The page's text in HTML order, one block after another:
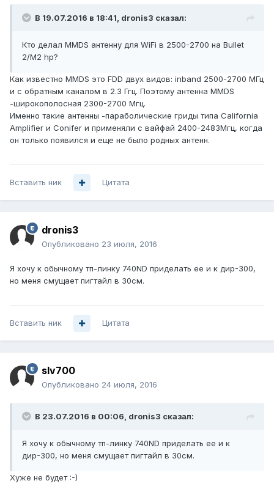
В 19.07.2016 в 18:41, dronis3 сказал:
Кто делал MMDS антенну для WiFi в 2500-2700 на Bullet
2/M2 hp?
Как известно MMDS это FDD двух видов: inband 2500-2700 МГц
и с обратным каналом в 2.3 Ггц. Поэтому антенна MMDS
-широкополосная 2300-2700 Мгц.
Именно такие антенны -параболические гриды типа California
Amplifier и Conifer и применяли с вайфай 2400-2483Мгц, когда
он только появился и еще не было родных антенн.
Вставить ник Цитата
dronis3
Опубликовано 23 июля, 2016
Я хочу к обычному тп-линку 740ND приделать ее и к дир-300,
но меня смущает пигтайл в 30см.
Вставить ник Цитата
slv700
Опубликовано 24 июля, 2016
В 23.07.2016 в 00:06, dronis3 сказал:
Я хочу к обычному тп-линку 740ND приделать ее и к
дир-300, но меня смущает пигтайл в 30см.
Хуже не будет :-)